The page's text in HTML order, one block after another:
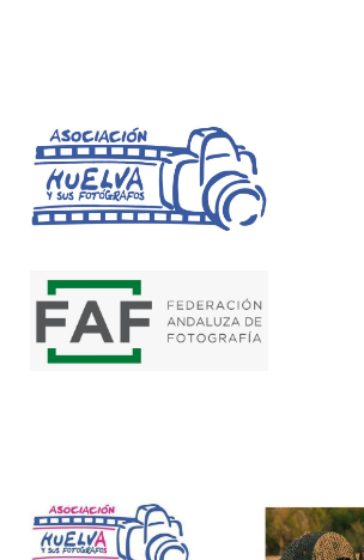
HUELVA Y SUS
FOTÓGRAFOS